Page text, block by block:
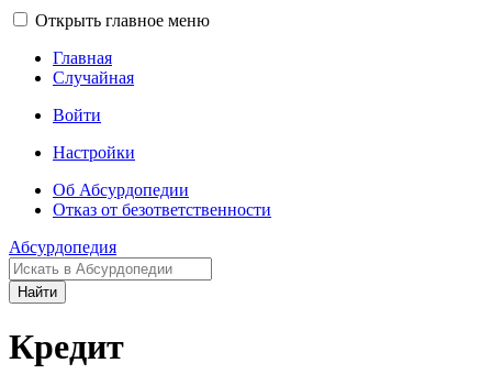
Открыть главное меню
Главная
Случайная
Войти
Настройки
Об Абсурдопедии
Отказ от безответственности
Абсурдопедия
Найти
Кредит